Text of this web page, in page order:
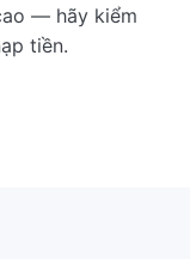
— hãy kiểm
tiền.